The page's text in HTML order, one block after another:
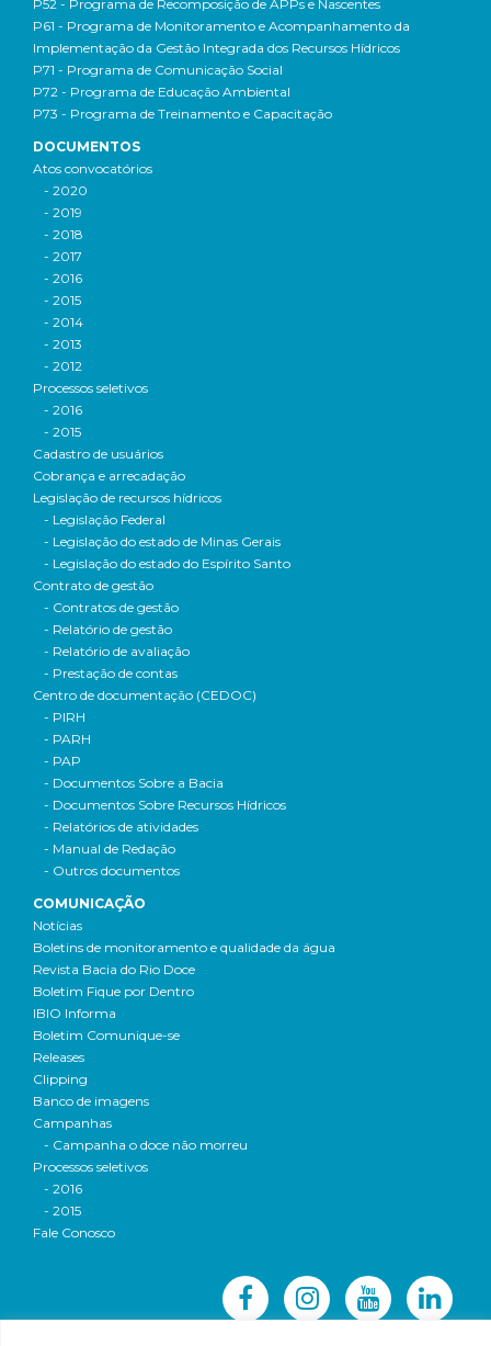
P52 - Programa de Recomposição de APPs e Nascentes
P61 - Programa de Monitoramento e Acompanhamento da
Implementação da Gestão Integrada dos Recursos Hídricos
P71 - Programa de Comunicação Social
P72 - Programa de Educação Ambiental
P73 - Programa de Treinamento e Capacitação
DOCUMENTOS
Atos convocatórios
- 2020
- 2019
- 2018
- 2017
- 2016
- 2015
- 2014
- 2013
- 2012
Processos seletivos
- 2016
- 2015
Cadastro de usuários
Cobrança e arrecadação
Legislação de recursos hídricos
- Legislação Federal
- Legislação do estado de Minas Gerais
- Legislação do estado do Espírito Santo
Contrato de gestão
- Contratos de gestão
- Relatório de gestão
- Relatório de avaliação
- Prestação de contas
Centro de documentação (CEDOC)
- PIRH
- PARH
- PAP
- Documentos Sobre a Bacia
- Documentos Sobre Recursos Hídricos
- Relatórios de atividades
- Manual de Redação
- Outros documentos
COMUNICAÇÃO
Notícias
Boletins de monitoramento e qualidade da água
Revista Bacia do Rio Doce
Boletim Fique por Dentro
IBIO Informa
Boletim Comunique-se
Releases
Clipping
Banco de imagens
Campanhas
- Campanha o doce não morreu
Processos seletivos
- 2016
- 2015
Fale Conosco